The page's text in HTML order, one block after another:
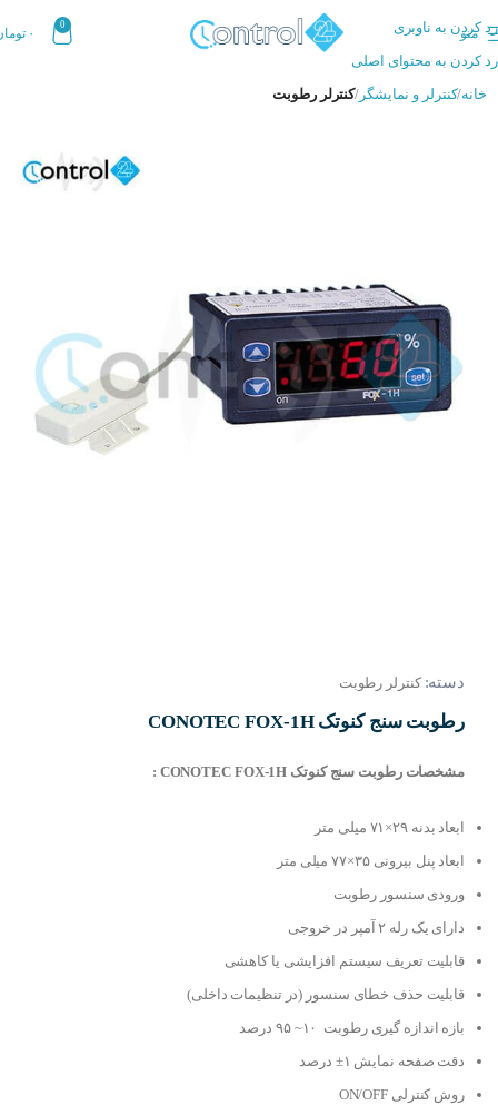
رد کردن به ناوبری
رد کردن به محتوای اصلی
منو
0
۰
خانه کنترلر و نمایشگر کنترلر رطوبت
دسته: کنترلر رطوبت
رطوبت سنج کنوتک CONOTEC FOX-1H
مشخصات رطوبت سنج کنوتک CONOTEC FOX-1H :
ابعاد بدنه ۲۹×۷۱ میلی متر
ابعاد پنل بیرونی ۳۵×۷۷ میلی متر
ورودی سنسور رطوبت
دارای یک رله ۲ آمپر در خروجی
قابلیت تعریف سیستم افزایشی یا کاهشی
قابلیت حذف خطای سنسور (در تنظیمات داخلی)
بازه اندازه گیری رطوبت ۱۰~ ۹۵ درصد
دقت صفحه نمایش ۱± درصد
روش کنترلی ON/OFF